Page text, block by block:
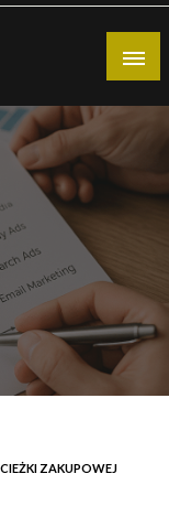
ZAKUPOWEJ